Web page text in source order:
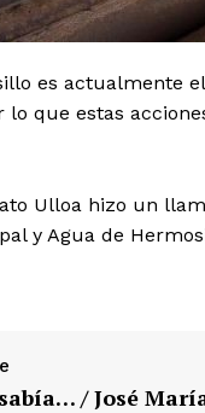
es actualmente
lo que estas
Ulloa hizo un
y Agua de
/ José